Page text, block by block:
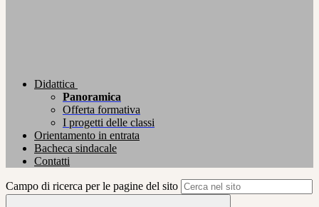
Didattica
Panoramica
Offerta formativa
I progetti delle classi
Orientamento in entrata
Bacheca sindacale
Contatti
Campo di ricerca per le pagine del sito